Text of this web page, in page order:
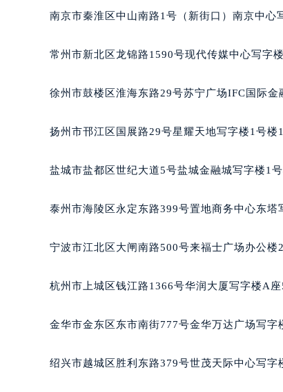
内蒙古自治区呼和浩特市玉泉
重庆市解放碑渝中区民权路28
黑龙江省鹤岗市向阳区红军路
黑龙江省鸡西市鸡冠区红军路
黑龙江省牡丹江市东安区太平
黑龙江省齐齐哈尔市龙沙区龙
黑龙江省绥化市北林区新华街
吉林省白城市洮北区明仁南街
吉林省吉林市船营区河南街萧
吉林省梅河口市新华街道梅河
南京市秦淮区中山南路1号（新街口）南京中心
常州市新北区龙锦路1590号现代传媒中心写字
徐州市鼓楼区淮海东路29号苏宁广场IFC国际金
扬州市邗江区国展路29号星耀天地写字楼1号楼
盐城市盐都区世纪大道5号盐城金融城写字楼1
泰州市海陵区永定东路399号置地商务中心东塔
宁波市江北区大闸南路500号来福士广场办公楼
杭州市上城区钱江路1366号华润大厦写字楼A
金华市金东区东市南街777号金华万达广场写字
绍兴市越城区胜利东路379号世茂天际中心写字